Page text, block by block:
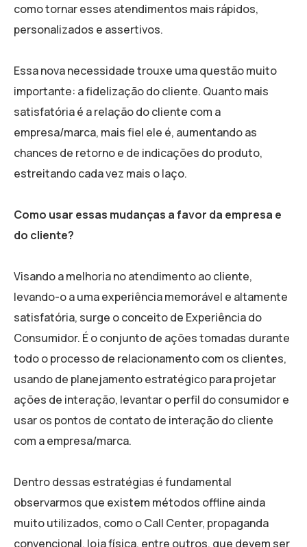
como tornar esses atendimentos mais rápidos,
personalizados e assertivos.
Essa nova necessidade trouxe uma questão muito
importante: a fidelização do cliente. Quanto mais
satisfatória é a relação do cliente com a
empresa/marca, mais fiel ele é, aumentando as
chances de retorno e de indicações do produto,
estreitando cada vez mais o laço.
Como usar essas mudanças a favor da empresa e
do cliente?
Visando a melhoria no atendimento ao cliente,
levando-o a uma experiência memorável e altamente
satisfatória, surge o conceito de Experiência do
Consumidor. É o conjunto de ações tomadas durante
todo o processo de relacionamento com os clientes,
usando de planejamento estratégico para projetar
ações de interação, levantar o perfil do consumidor e
usar os pontos de contato de interação do cliente
com a empresa/marca.
Dentro dessas estratégias é fundamental
observarmos que existem métodos offline ainda
muito utilizados, como o Call Center, propaganda
convencional, loja física, entre outros, que devem ser